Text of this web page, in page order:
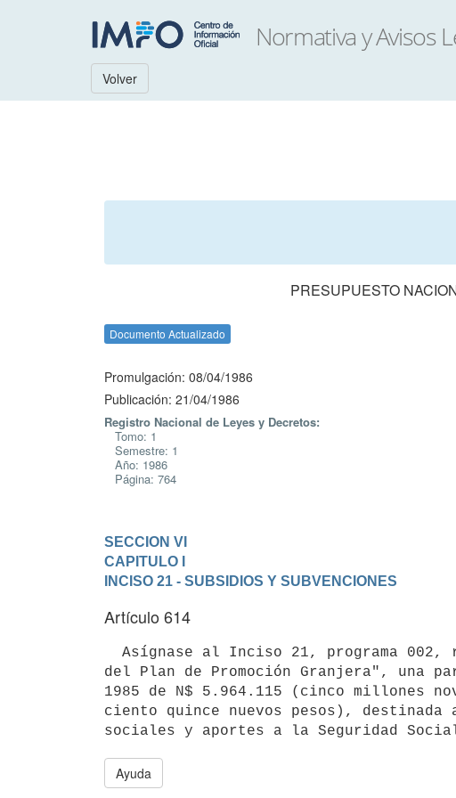
Volver
PRESUPUESTO
Documento Actualizado
Promulgación: 08/04/1986
Publicación: 21/04/1986
Registro Nacional de Leyes y Decretos:
Tomo: 1
Semestre: 1
Año: 1986
Página: 764
SECCION VI
CAPITULO I
INCISO 21 - SUBSIDIOS Y SUBVENCIONES
Artículo 614
del Plan de Promoción Granjera", una
1985 de N$ 5.964.115 (cinco millones
ciento quince nuevos pesos),
Ayuda